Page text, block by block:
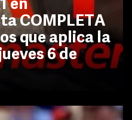
en
COMPLETA
que aplica la
6 de